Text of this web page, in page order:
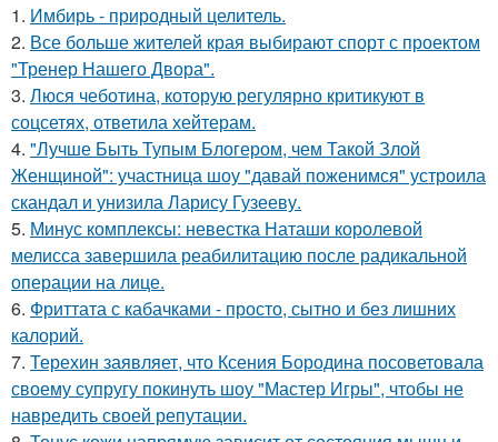
1. Имбирь - природный целитель.
2. Все больше жителей края выбирают спорт с проектом
"Тренер Нашего Двора".
3. Люся чеботина, которую регулярно критикуют в
соцсетях, ответила хейтерам.
4. "Лучше Быть Тупым Блогером, чем Такой Злой
Женщиной": участница шоу "давай поженимся" устроила
скандал и унизила Ларису Гузееву.
5. Минус комплексы: невестка Наташи королевой
мелисса завершила реабилитацию после радикальной
операции на лице.
6. Фриттата с кабачками - просто, сытно и без лишних
калорий.
7. Терехин заявляет, что Ксения Бородина посоветовала
своему супругу покинуть шоу "Мастер Игры", чтобы не
навредить своей репутации.